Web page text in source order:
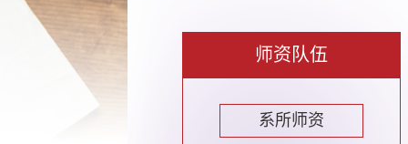
师资队伍
系所师资